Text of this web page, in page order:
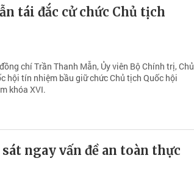
tái đắc cử chức Chủ tịch
chí Trần Thanh Mẫn, Ủy viên Bộ Chính trị, Chủ
hội tín nhiệm bầu giữ chức Chủ tịch Quốc hội
khóa XVI.
ngay vấn đề an toàn thực